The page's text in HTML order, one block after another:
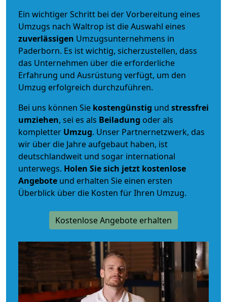
Ein wichtiger Schritt bei der Vorbereitung eines
Umzugs nach Waltrop ist die Auswahl eines
zuverlässigen Umzugsunternehmens in
Paderborn. Es ist wichtig, sicherzustellen, dass
das Unternehmen über die erforderliche
Erfahrung und Ausrüstung verfügt, um den
Umzug erfolgreich durchzuführen.
Bei uns können Sie kostengünstig und stressfrei
umziehen, sei es als Beiladung oder als
kompletter Umzug. Unser Partnernetzwerk, das
wir über die Jahre aufgebaut haben, ist
deutschlandweit und sogar international
unterwegs. Holen Sie sich jetzt kostenlose
Angebote und erhalten Sie einen ersten
Überblick über die Kosten für Ihren Umzug.
Kostenlose Angebote erhalten